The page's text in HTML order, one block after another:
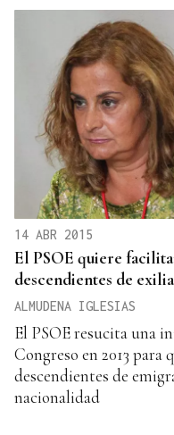
14 ABR 2015
El PSOE quiere
descendientes de
ALMUDENA IGLESIAS
El PSOE resucita una
Congreso en 2013 para
descendientes de
nacionalidad